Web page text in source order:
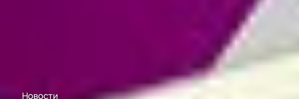
Новости